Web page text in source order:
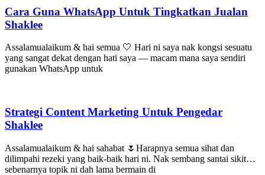
Cara Guna WhatsApp Untuk Tingkatkan Jualan
Shaklee
Assalamualaikum & hai semua 🤍 Hari ni saya nak kongsi sesuatu
yang sangat dekat dengan hati saya — macam mana saya sendiri
gunakan WhatsApp untuk
Strategi Content Marketing Untuk Pengedar
Shaklee
Assalamualaikum & hai sahabat 🌷Harapnya semua sihat dan
dilimpahi rezeki yang baik-baik hari ni. Nak sembang santai sikit…
sebenarnya topik ni dah lama bermain di